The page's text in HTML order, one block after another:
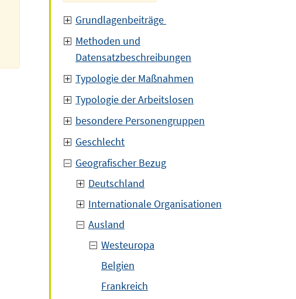
Grundlagenbeiträge
Methoden und
Datensatzbeschreibungen
Typologie der Maßnahmen
Typologie der Arbeitslosen
besondere Personengruppen
Geschlecht
Geografischer Bezug
Deutschland
Internationale Organisationen
Ausland
Westeuropa
Belgien
Frankreich